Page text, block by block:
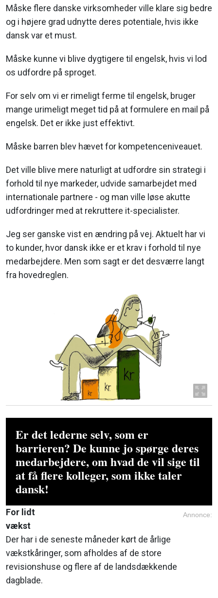
Måske flere danske virksomheder ville klare sig bedre
og i højere grad udnytte deres potentiale, hvis ikke
dansk var et must.
Måske kunne vi blive dygtigere til engelsk, hvis vi lod
os udfordre på sproget.
For selv om vi er rimeligt ferme til engelsk, bruger
mange urimeligt meget tid på at formulere en mail på
engelsk. Det er ikke just effektivt.
Måske barren blev hævet for kompetenceniveauet.
Det ville blive mere naturligt at udfordre sin strategi i
forhold til nye markeder, udvide samarbejdet med
internationale partnere - og man ville løse akutte
udfordringer med at rekruttere it-specialister.
Jeg ser ganske vist en ændring på vej. Aktuelt har vi
to kunder, hvor dansk ikke er et krav i forhold til nye
medarbejdere. Men som sagt er det desværre langt
fra hovedreglen.
Er det lederne selv, som er
barrieren? De kunne jo spørge deres
medarbejdere, om hvad de vil sige til
at få flere kolleger, som ikke taler
dansk!
Annonce:
For lidt
vækst
Der har i de seneste måneder kørt de årlige
vækstkåringer, som afholdes af de store
revisionshuse og flere af de landsdækkende
dagblade.